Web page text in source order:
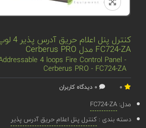
کنترل
FC724-ZA مدل Cerberus PRO
4 loops Fire Control Panel -
Cerberus PRO - FC724-ZA
مدل:FC724-ZA
دسته بندی :کنترل پنل اعلام حریق آدرس پذیر